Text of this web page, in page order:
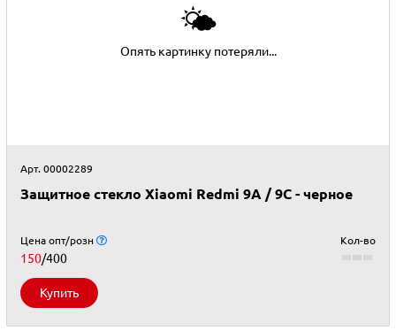
🌤
Опять картинку потеряли...
Арт. 00002289
Защитное стекло Xiaomi Redmi 9A / 9C - черное
Цена опт/розн
150/400
Кол-во
Купить